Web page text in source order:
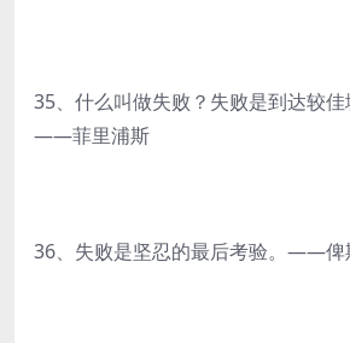
35、什么叫做失败？失败是到达较佳
——菲里浦斯
36、失败是坚忍的最后考验。——俾